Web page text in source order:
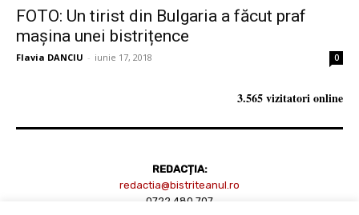
FOTO: Un tirist din Bulgaria a făcut praf
mașina unei bistrițence
Flavia DANCIU - iunie 17, 2018 0
3.565 vizitatori online
REDACȚIA:
redactia@bistriteanul.ro
0722.480.707